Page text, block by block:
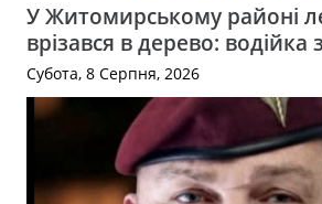
У Житомирському районі
врізався в дерево: водійка
Субота, 8 Серпня, 2026